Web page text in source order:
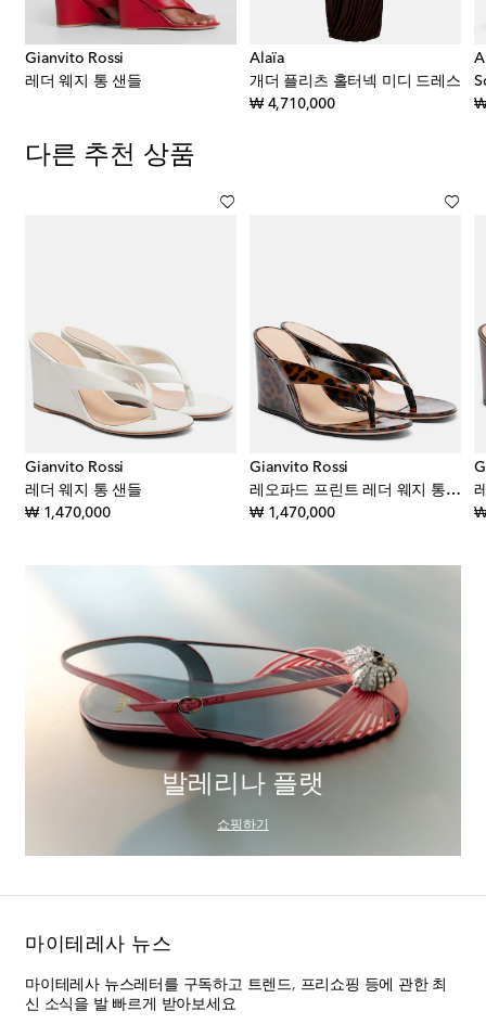
Gianvito Rossi
레더 웨지 통 샌들
Alaïa
개더 플리츠 홀터넥 미디 드레스
₩ 4,710,000original price ₩
다른 추천 상품
Gianvito Rossi
레더 웨지 통 샌들
₩ 1,470,000original price
Gianvito Rossi
레오파드 프린트 레더 웨지 통 샌들
₩ 1,470,000original price
₩
발레리나 플랫
쇼핑하기
마이테레사 뉴스
마이테레사 뉴스레터를 구독하고 트렌드, 프리쇼핑 등에 관한 최
신 소식을 발 빠르게 받아보세요